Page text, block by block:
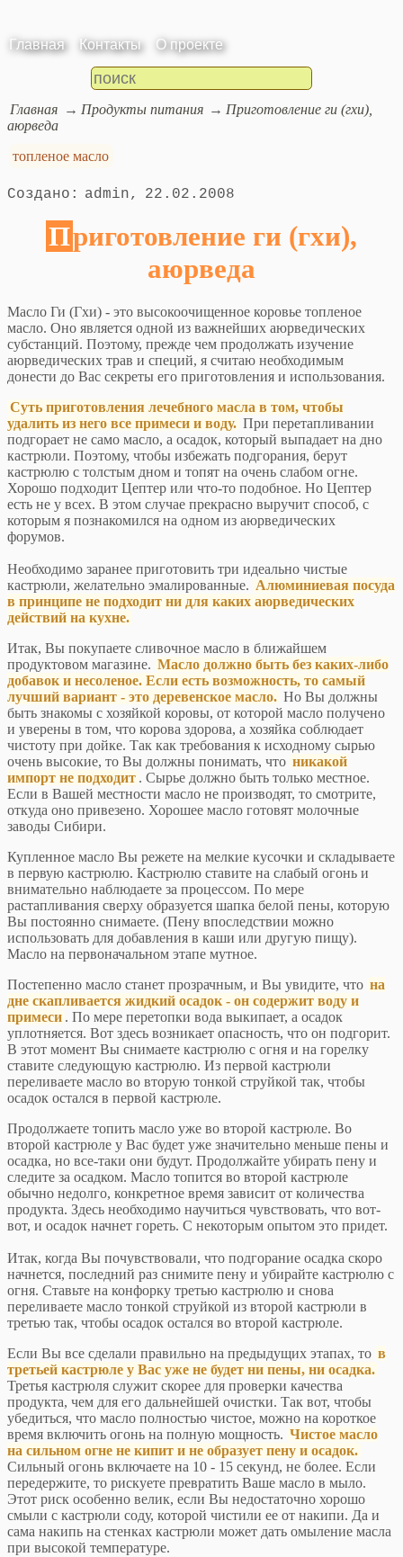
Главная Контакты О проекте
Главная Продукты питания
Приготовление ги (гхи),
аюрведа
топленое масло
admin 22.02.2008
Приготовление ги (гхи),
аюрведа
Масло Ги (Гхи) - это высокоочищенное коровье топленое
масло. Оно является одной из важнейших аюрведических
субстанций. Поэтому, прежде чем продолжать изучение
аюрведических трав и специй, я считаю необходимым
донести до Вас секреты его приготовления и использования.
Суть приготовления лечебного масла в том, чтобы
удалить из него все примеси и воду. При перетапливании
подгорает не само масло, а осадок, который выпадает на дно
кастрюли. Поэтому, чтобы избежать подгорания, берут
кастрюлю с толстым дном и топят на очень слабом огне.
Хорошо подходит Цептер или что-то подобное. Но Цептер
есть не у всех. В этом случае прекрасно выручит способ, с
которым я познакомился на одном из аюрведических
форумов.
Необходимо заранее приготовить три идеально чистые
кастрюли, желательно эмалированные. Алюминиевая посуда
в принципе не подходит ни для каких аюрведических
действий на кухне.
Итак, Вы покупаете сливочное масло в ближайшем
продуктовом магазине. Масло должно быть без каких-либо
добавок и несоленое. Если есть возможность, то самый
лучший вариант - это деревенское масло. Но Вы должны
быть знакомы с хозяйкой коровы, от которой масло получено
и уверены в том, что корова здорова, а хозяйка соблюдает
чистоту при дойке. Так как требования к исходному сырью
очень высокие, то Вы должны понимать, что никакой
импорт не подходит . Сырье должно быть только местное.
Если в Вашей местности масло не производят, то смотрите,
откуда оно привезено. Хорошее масло готовят молочные
заводы Сибири.
Купленное масло Вы режете на мелкие кусочки и складываете
в первую кастрюлю. Кастрюлю ставите на слабый огонь и
внимательно наблюдаете за процессом. По мере
растапливания сверху образуется шапка белой пены, которую
Вы постоянно снимаете. (Пену впоследствии можно
использовать для добавления в каши или другую пищу).
Масло на первоначальном этапе мутное.
Постепенно масло станет прозрачным, и Вы увидите, что на
дне скапливается жидкий осадок - он содержит воду и
примеси . По мере перетопки вода выкипает, а осадок
уплотняется. Вот здесь возникает опасность, что он подгорит.
В этот момент Вы снимаете кастрюлю с огня и на горелку
ставите следующую кастрюлю. Из первой кастрюли
переливаете масло во вторую тонкой струйкой так, чтобы
осадок остался в первой кастрюле.
Продолжаете топить масло уже во второй кастрюле. Во
второй кастрюле у Вас будет уже значительно меньше пены и
осадка, но все-таки они будут. Продолжайте убирать пену и
следите за осадком. Масло топится во второй кастрюле
обычно недолго, конкретное время зависит от количества
продукта. Здесь необходимо научиться чувствовать, что вот-
вот, и осадок начнет гореть. С некоторым опытом это придет.
Итак, когда Вы почувствовали, что подгорание осадка скоро
начнется, последний раз снимите пену и убирайте кастрюлю с
огня. Ставьте на конфорку третью кастрюлю и снова
переливаете масло тонкой струйкой из второй кастрюли в
третью так, чтобы осадок остался во второй кастрюле.
Если Вы все сделали правильно на предыдущих этапах, то в
третьей кастрюле у Вас уже не будет ни пены, ни осадка.
Третья кастрюля служит скорее для проверки качества
продукта, чем для его дальнейшей очистки. Так вот, чтобы
убедиться, что масло полностью чистое, можно на короткое
время включить огонь на полную мощность. Чистое масло
на сильном огне не кипит и не образует пену и осадок.
Сильный огонь включаете на 10 - 15 секунд, не более. Если
передержите, то рискуете превратить Ваше масло в мыло.
Этот риск особенно велик, если Вы недостаточно хорошо
смыли с кастрюли соду, которой чистили ее от накипи. Да и
сама накипь на стенках кастрюли может дать омыление масла
при высокой температуре.